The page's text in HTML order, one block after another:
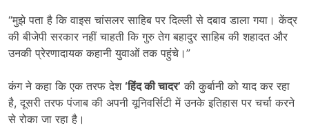
“मुझे पता है कि वाइस चांसलर साहिब पर दिल्ली से दबाव डाला गया। केंद्र
की बीजेपी सरकार नहीं चाहती कि गुरु तेग बहादुर साहिब की शहादत और
उनकी प्रेरणादायक कहानी युवाओं तक पहुंचे।”
कंग ने कहा कि एक तरफ देश ‘हिंद की चादर’ की कुर्बानी को याद कर रहा
है, दूसरी तरफ पंजाब की अपनी यूनिवर्सिटी में उनके इतिहास पर चर्चा करने
से रोका जा रहा है।